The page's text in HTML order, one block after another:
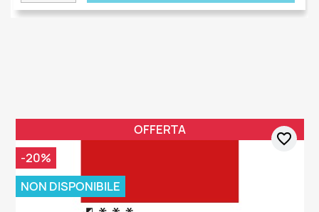
OFFERTA
-20%
NON DISPONIBILE
favorite_border